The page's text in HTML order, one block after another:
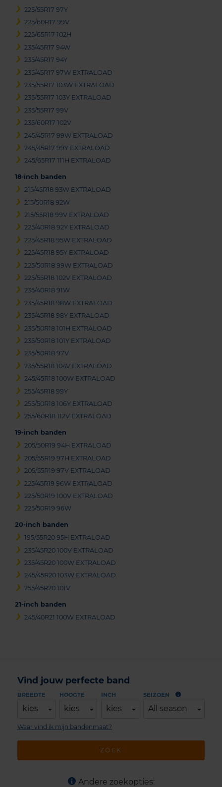
225/55R17 97Y
225/60R17 99V
225/65R17 102H
235/45R17 94W
235/45R17 94Y
235/45R17 97W EXTRALOAD
235/55R17 103W EXTRALOAD
235/55R17 103Y EXTRALOAD
235/55R17 99V
235/60R17 102V
245/45R17 99W EXTRALOAD
245/45R17 99Y EXTRALOAD
245/65R17 111H EXTRALOAD
18-inch banden
215/45R18 93W EXTRALOAD
215/50R18 92W
215/55R18 99V EXTRALOAD
225/40R18 92Y EXTRALOAD
225/45R18 95W EXTRALOAD
225/45R18 95Y EXTRALOAD
225/50R18 99W EXTRALOAD
225/55R18 102V EXTRALOAD
235/40R18 91W
235/45R18 98W EXTRALOAD
235/45R18 98Y EXTRALOAD
235/50R18 101H EXTRALOAD
235/50R18 101Y EXTRALOAD
235/50R18 97V
235/55R18 104V EXTRALOAD
245/45R18 100W EXTRALOAD
255/45R18 99Y
255/50R18 106Y EXTRALOAD
255/60R18 112V EXTRALOAD
19-inch banden
205/50R19 94H EXTRALOAD
205/55R19 97H EXTRALOAD
205/55R19 97V EXTRALOAD
225/45R19 96W EXTRALOAD
225/50R19 100V EXTRALOAD
225/50R19 96W
20-inch banden
195/55R20 95H EXTRALOAD
235/45R20 100V EXTRALOAD
235/45R20 100W EXTRALOAD
245/45R20 103W EXTRALOAD
255/45R20 101V
21-inch banden
245/40R21 100W EXTRALOAD
Vind jouw perfecte band
BREEDTE
kies
HOOGTE
kies
INCH
kies
SEIZOEN
All season
ZOEK
Waar vind ik mijn bandenmaat?
Andere zoekopties: